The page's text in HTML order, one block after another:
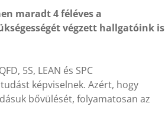
maradt 4 féléves a
végzett hallgatóink is
5S, LEAN és SPC
képviselnek. Azért, hogy
bővülését, folyamatosan az